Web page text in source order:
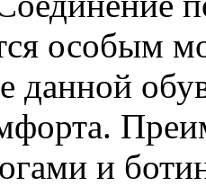
особым
данной
и